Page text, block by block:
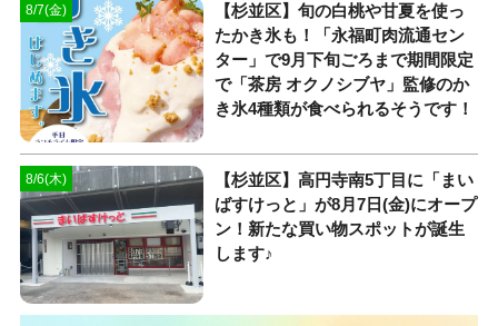
8/7(金)
【杉並区】旬の白桃や甘夏を使っ
たかき氷も！「永福町肉流通セン
ター」で9月下旬ごろまで期間限定
で「茶房 オクノシブヤ」監修のか
き氷4種類が食べられるそうです！
8/6(木)
【杉並区】高円寺南5丁目に「まい
ばすけっと」が8月7日(金)にオープ
ン！新たな買い物スポットが誕生
します♪